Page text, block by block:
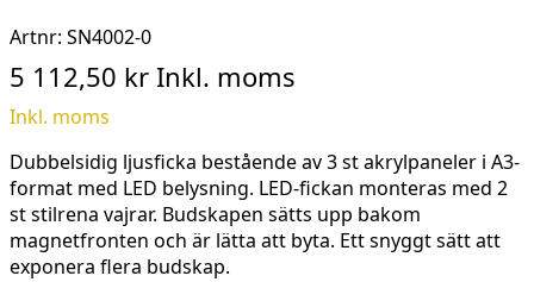
Artnr: SN4002-0
5 112,50 kr Inkl. moms
Inkl. moms
Dubbelsidig ljusficka bestående av 3 st akrylpaneler i A3-
format med LED belysning. LED-fickan monteras med 2
st stilrena vajrar. Budskapen sätts upp bakom
magnetfronten och är lätta att byta. Ett snyggt sätt att
exponera flera budskap.